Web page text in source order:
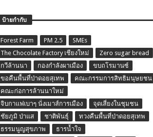
ป้ายกำกับ
Forest Farm PM 2.5
SMEs
The Chocolate Factory เชียงใหม่
Zero sugar bread
กวีล้านนา
กองกำลังผาเมือง
ขบถโรมานซ์
ขอคืนพื้นที่ป่าดอยสุเทพ
คณะกรรมการสิทธิมนุษยชน
คณะก่อการล้านนาใหม่
จิบกาแฟเบาๆ นั่งเมาส์การเมือง
จุดเสี่ยงในชุมชน
ชัยภูมิ ป่าแส
ชาติพันธุ์
ทวงคืนพื้นที่ป่าดอยสุเทพ
ธรรมนูญสุขภาพ
ธารน้ำใจ